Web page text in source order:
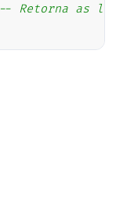
-- Retorna as